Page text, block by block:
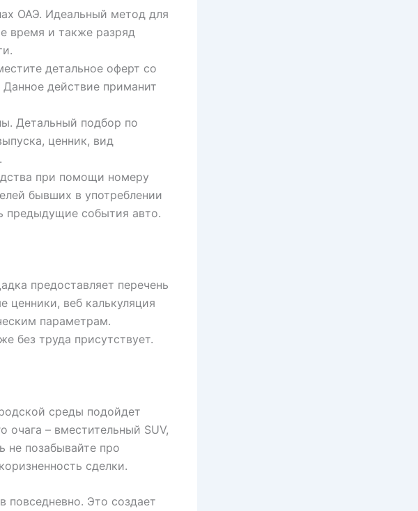
ОАЭ. Идеальный метод для
время и также разряд
детальное оферт со
действие приманит
Детальный подбор по
ценник, вид
при помощи номеру
бывших в употреблении
предыдущие события авто.
предоставляет перечень
ценники, веб калькуляция
параметрам.
без труда присутствует.
среды подойдет
очага – вместительный SUV,
не позабывайте про
сделки.
повседневно. Это создает